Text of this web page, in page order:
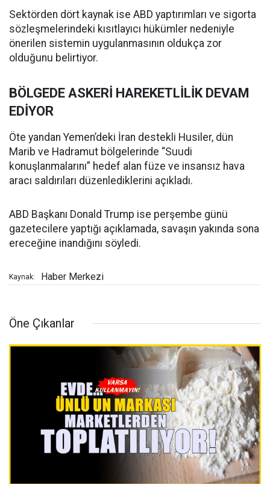
Sektörden dört kaynak ise ABD yaptırımları ve sigorta
sözleşmelerindeki kısıtlayıcı hükümler nedeniyle
önerilen sistemin uygulanmasının oldukça zor
olduğunu belirtiyor.
BÖLGEDE ASKERİ HAREKETLİLİK DEVAM
EDİYOR
Öte yandan Yemen’deki İran destekli Husiler, dün
Marib ve Hadramut bölgelerinde “Suudi
konuşlanmalarını” hedef alan füze ve insansız hava
aracı saldırıları düzenlediklerini açıkladı.
ABD Başkanı Donald Trump ise perşembe günü
gazetecilere yaptığı açıklamada, savaşın yakında sona
ereceğine inandığını söyledi.
Kaynak: Haber Merkezi
Öne Çıkanlar